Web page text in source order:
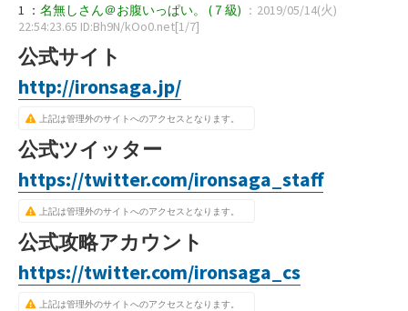
1 ： 名無しさん＠お腹いっぱい。 (７級) ：2019/05/14(火)
22:54:23.65 ID:Bh9N/kOo0.net[1/7]
公式サイト
http://ironsaga.jp/
上記は管理外のサイトへのアクセスとなります。
公式ツイッター
https://twitter.com/ironsaga_staff
上記は管理外のサイトへのアクセスとなります。
公式攻略アカウント
https://twitter.com/ironsaga_cs
上記は管理外のサイトへのアクセスとなります。